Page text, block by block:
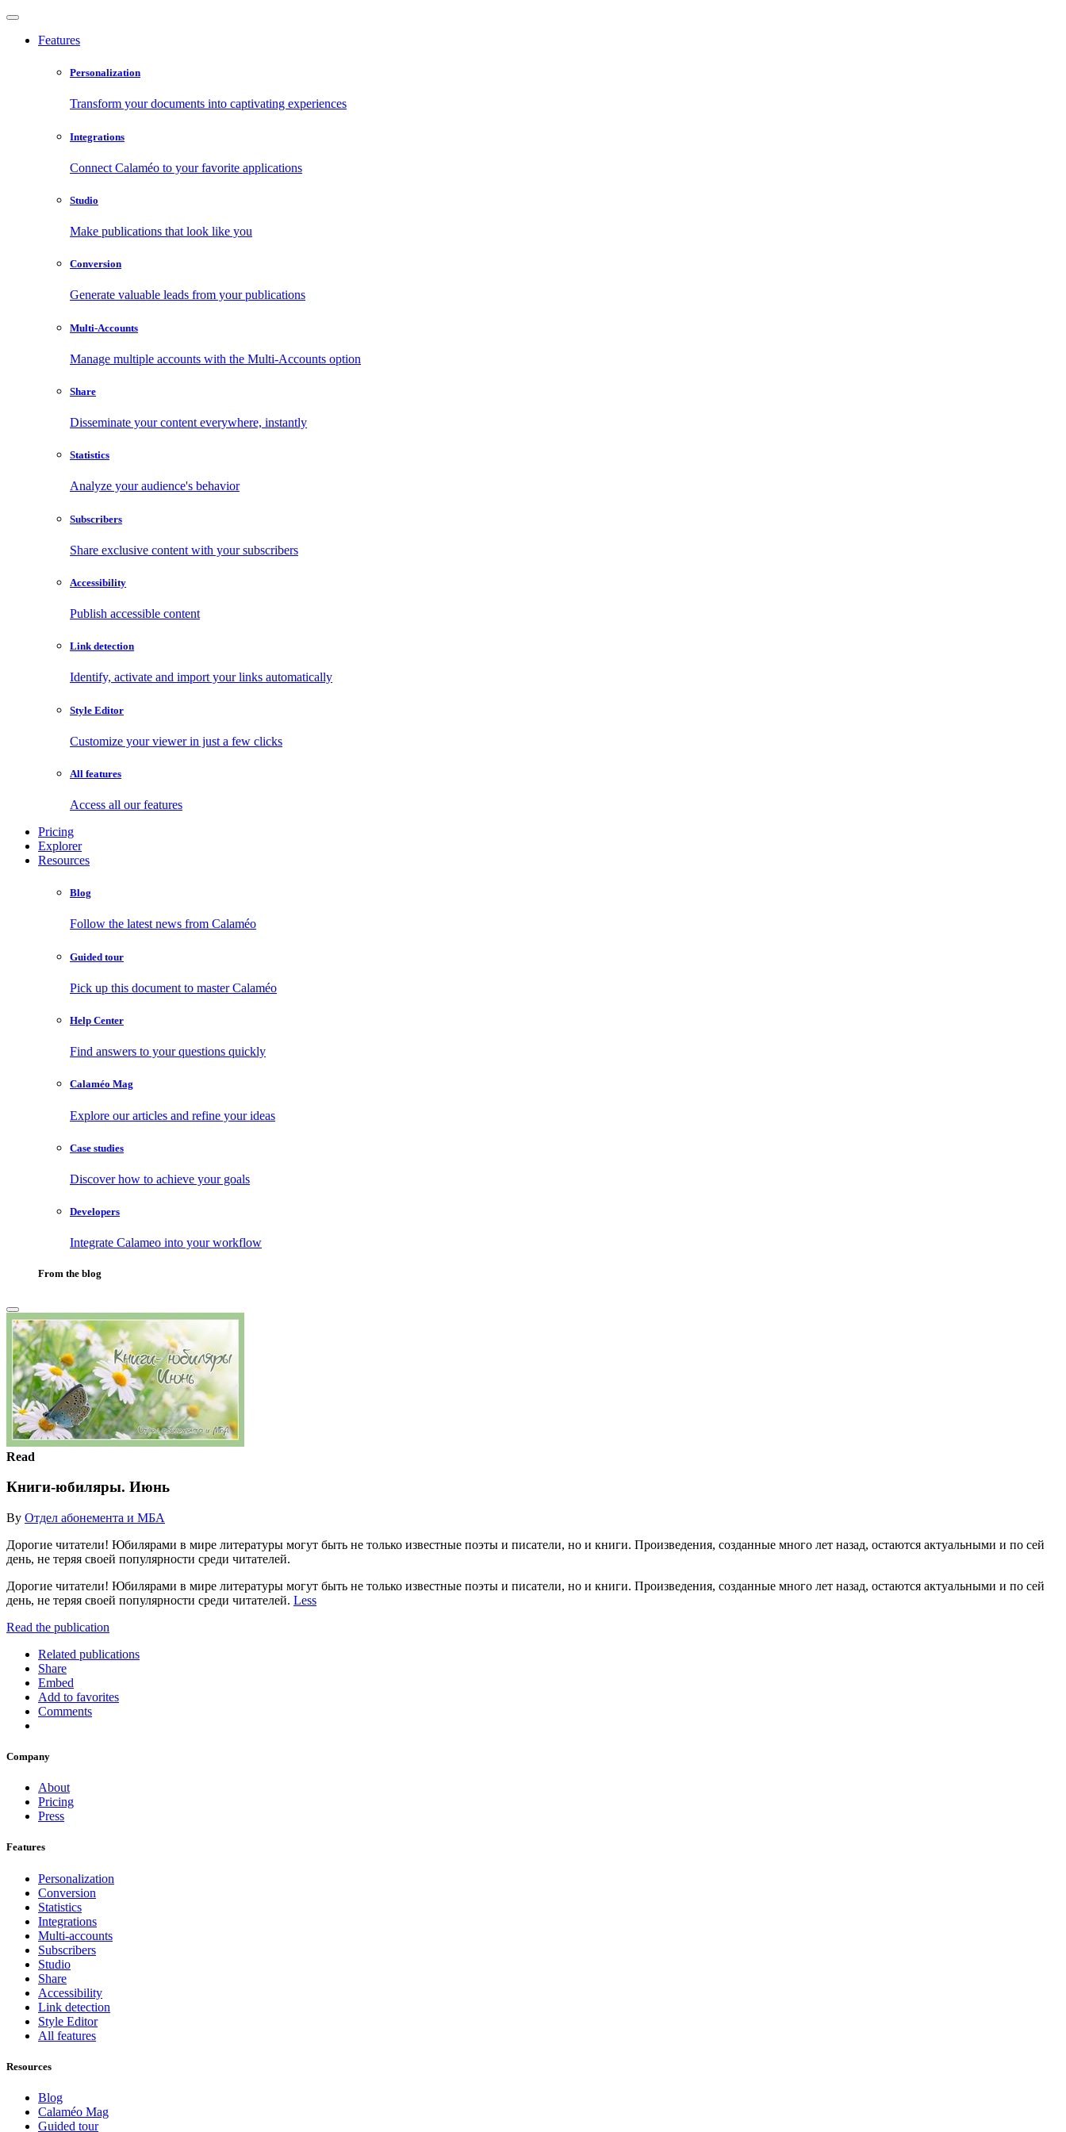
Features
Personalization
Transform your documents into captivating experiences
Integrations
Connect Calaméo to your favorite applications
Studio
Make publications that look like you
Conversion
Generate valuable leads from your publications
Multi-Accounts
Manage multiple accounts with the Multi-Accounts option
Share
Disseminate your content everywhere, instantly
Statistics
Analyze your audience's behavior
Subscribers
Share exclusive content with your subscribers
Accessibility
Publish accessible content
Link detection
Identify, activate and import your links automatically
Style Editor
Customize your viewer in just a few clicks
All features
Access all our features
Pricing
Explorer
Resources
Blog
Follow the latest news from Calaméo
Guided tour
Pick up this document to master Calaméo
Help Center
Find answers to your questions quickly
Calaméo Mag
Explore our articles and refine your ideas
Case studies
Discover how to achieve your goals
Developers
Integrate Calameo into your workflow
From the blog
Read
Книги-юбиляры. Июнь
By Отдел абонемента и МБА
Дорогие читатели! Юбилярами в мире литературы могут быть не только известные поэты и писатели, но и книги. Произведения, созданные много лет назад, остаются актуальными и по сей
день, не теряя своей популярности среди читателей.
Дорогие читатели! Юбилярами в мире литературы могут быть не только известные поэты и писатели, но и книги. Произведения, созданные много лет назад, остаются актуальными и по сей
день, не теряя своей популярности среди читателей. Less
Read the publication
Related publications
Share
Embed
Add to favorites
Comments
Company
About
Pricing
Press
Features
Personalization
Conversion
Statistics
Integrations
Multi-accounts
Subscribers
Studio
Share
Accessibility
Link detection
Style Editor
All features
Resources
Blog
Calaméo Mag
Guided tour